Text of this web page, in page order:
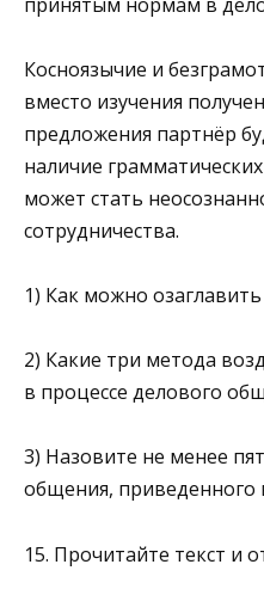
Косноязычие и
вместо изучения
предложения партнёр
наличие
может стать
сотрудничества.
1) Как можно озаглавить
2) Какие три метода
в процессе делового
3) Назовите не менее
общения, приведенного
15. Прочитайте текст и